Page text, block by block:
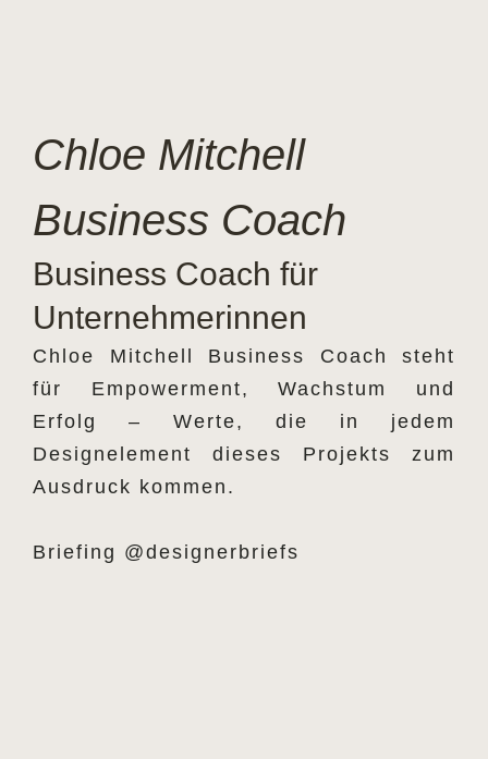
Chloe Mitchell
Business Coach
Business Coach für
Unternehmerinnen
Chloe Mitchell Business Coach steht
für Empowerment, Wachstum und
Erfolg – Werte, die in jedem
Designelement dieses Projekts zum
Ausdruck kommen.
Briefing @designerbriefs